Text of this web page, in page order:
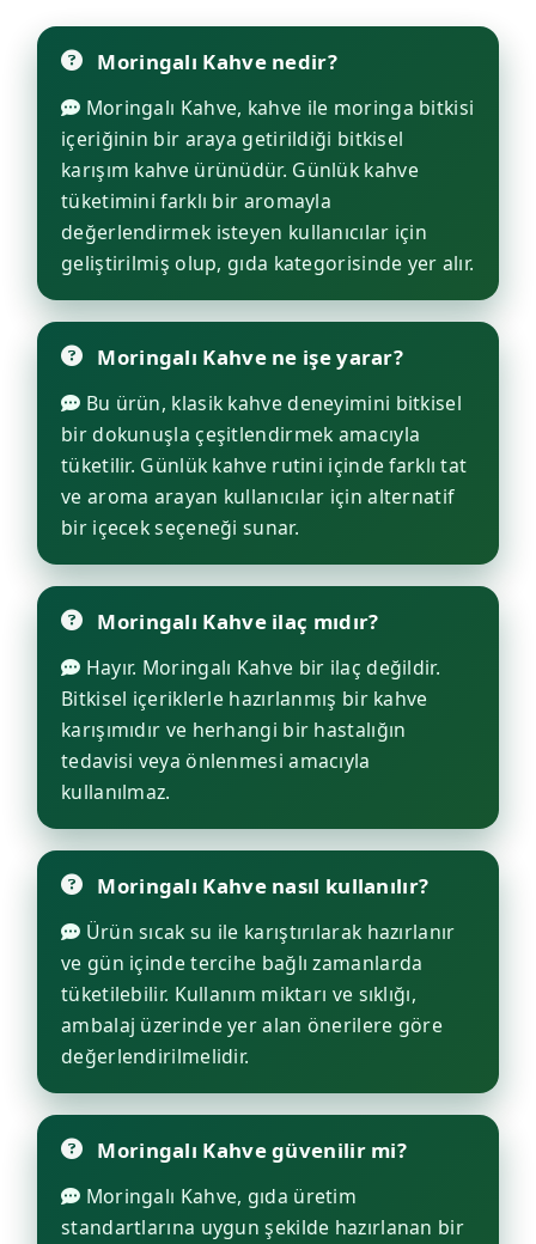
Moringalı Kahve nedir?
Moringalı Kahve, kahve ile moringa bitkisi
içeriğinin bir araya getirildiği bitkisel
karışım kahve ürünüdür. Günlük kahve
tüketimini farklı bir aromayla
değerlendirmek isteyen kullanıcılar için
geliştirilmiş olup, gıda kategorisinde yer alır.
Moringalı Kahve ne işe yarar?
Bu ürün, klasik kahve deneyimini bitkisel
bir dokunuşla çeşitlendirmek amacıyla
tüketilir. Günlük kahve rutini içinde farklı tat
ve aroma arayan kullanıcılar için alternatif
bir içecek seçeneği sunar.
Moringalı Kahve ilaç mıdır?
Hayır. Moringalı Kahve bir ilaç değildir.
Bitkisel içeriklerle hazırlanmış bir kahve
karışımıdır ve herhangi bir hastalığın
tedavisi veya önlenmesi amacıyla
kullanılmaz.
Moringalı Kahve nasıl kullanılır?
Ürün sıcak su ile karıştırılarak hazırlanır
ve gün içinde tercihe bağlı zamanlarda
tüketilebilir. Kullanım miktarı ve sıklığı,
ambalaj üzerinde yer alan önerilere göre
değerlendirilmelidir.
Moringalı Kahve güvenilir mi?
Moringalı Kahve, gıda üretim
standartlarına uygun şekilde hazırlanan bir